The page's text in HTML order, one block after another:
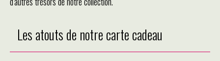
Les atouts de notre carte cadeau